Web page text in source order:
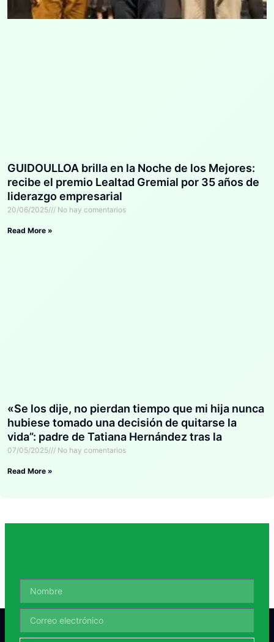
GUIDOULLOA brilla en la Noche de los Mejores:
recibe el premio Lealtad Gremial por 35 años de
liderazgo empresarial
20/06/2025 No hay comentarios
Read More »
«Se los dije, no pierdan tiempo que mi hija nunca
hubiese tomado una decisión de quitarse la
vida”: padre de Tatiana Hernández tras la
decisión de suspender labores en el mar
07/05/2025 No hay comentarios
Read More »